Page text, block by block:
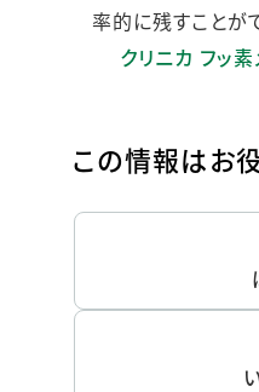
率的に残すことが
クリニカ フッ
この情報はお